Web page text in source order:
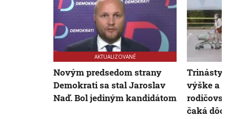
AKTUALIZOVANÉ
Novým predsedom strany
Demokrati sa stal Jaroslav
Naď. Bol jediným kandidátom
Trinásty
výške a
čaká